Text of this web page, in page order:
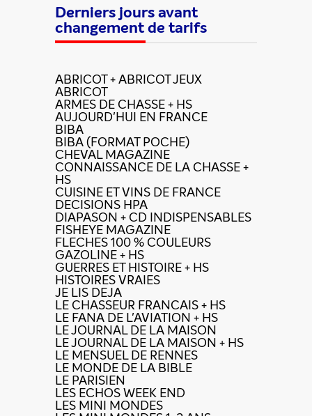
Derniers jours avant
changement de tarifs
ABRICOT + ABRICOT JEUX
ABRICOT
ARMES DE CHASSE + HS
AUJOURD'HUI EN FRANCE
BIBA
BIBA (FORMAT POCHE)
CHEVAL MAGAZINE
CONNAISSANCE DE LA CHASSE +
HS
CUISINE ET VINS DE FRANCE
DECISIONS HPA
DIAPASON + CD INDISPENSABLES
FISHEYE MAGAZINE
FLECHES 100 % COULEURS
GAZOLINE + HS
GUERRES ET HISTOIRE + HS
HISTOIRES VRAIES
JE LIS DEJA
LE CHASSEUR FRANCAIS + HS
LE FANA DE L'AVIATION + HS
LE JOURNAL DE LA MAISON
LE JOURNAL DE LA MAISON + HS
LE MENSUEL DE RENNES
LE MONDE DE LA BIBLE
LE PARISIEN
LES ECHOS WEEK END
LES MINI MONDES